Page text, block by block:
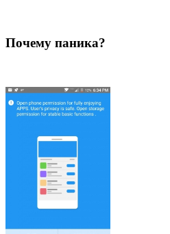
Почему паника?